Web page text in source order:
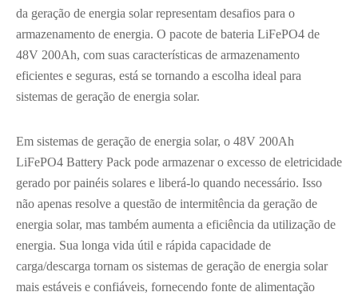
da geração de energia solar representam desafios para o
armazenamento de energia. O pacote de bateria LiFePO4 de
48V 200Ah, com suas características de armazenamento
eficientes e seguras, está se tornando a escolha ideal para
sistemas de geração de energia solar.
Em sistemas de geração de energia solar, o 48V 200Ah
LiFePO4 Battery Pack pode armazenar o excesso de eletricidade
gerado por painéis solares e liberá-lo quando necessário. Isso
não apenas resolve a questão de intermitência da geração de
energia solar, mas também aumenta a eficiência da utilização de
energia. Sua longa vida útil e rápida capacidade de
carga/descarga tornam os sistemas de geração de energia solar
mais estáveis e confiáveis, fornecendo fonte de alimentação